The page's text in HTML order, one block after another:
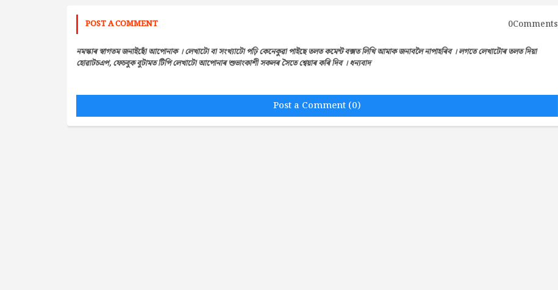
POST A COMMENT 0Comments
নমস্কাৰ স্বাগতম জনাইছোঁ আপোনাক । লেখাটো বা সংখ্যাটো পঢ়ি কেনেকুৱা পাইছে তলত কমেন্ট বক্সত লিখি আমাক জনাবলৈ নাপাহৰিব । লগতে লেখাটোৰ তলত দিয়া
হোৱাটচএপ, ফেচবুক বুটামত টিপি লেখাটো আপোনাৰ শুভাংকাশী সকলৰ সৈতে শ্বেয়াৰ কৰি দিব । ধন্যবাদ
Post a Comment (0)